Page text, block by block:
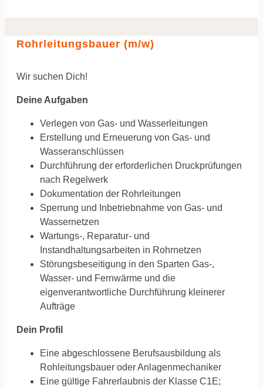
Rohrleitungsbauer (m/w)
Wir suchen Dich!
Deine Aufgaben
Verlegen von Gas- und Wasserleitungen
Erstellung und Erneuerung von Gas- und
Wasseranschlüssen
Durchführung der erforderlichen Druckprüfungen
nach Regelwerk
Dokumentation der Rohrleitungen
Sperrung und Inbetriebnahme von Gas- und
Wassernetzen
Wartungs-, Reparatur- und
Instandhaltungsarbeiten in Rohrnetzen
Störungsbeseitigung in den Sparten Gas-,
Wasser- und Fernwärme und die
eigenverantwortliche Durchführung kleinerer
Aufträge
Dein Profil
Eine abgeschlossene Berufsausbildung als
Rohleitungsbauer oder Anlagenmechaniker
Eine gültige Fahrerlaubnis der Klasse C1E;